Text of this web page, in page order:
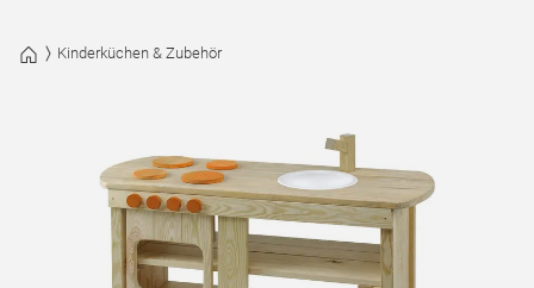
Kinderküchen & Zubehör